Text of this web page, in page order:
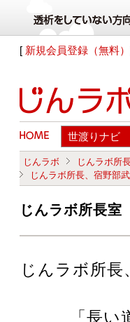
[ 新規会員登録（無料）
じんラボ
じんラボ所
じんラボ所長、宿野部
じんラボ所長室
じんラボ所長
「長